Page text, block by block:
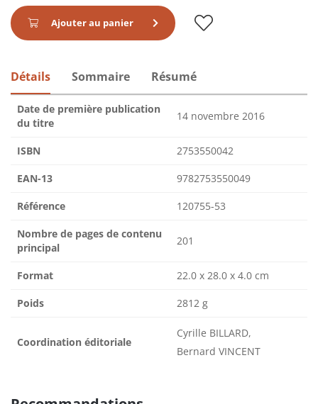
Ajouter au panier
Détails Sommaire Résumé
Date de première publication
du titre
14 novembre 2016
ISBN 2753550042
EAN-13 9782753550049
Référence 120755-53
Nombre de pages de contenu
principal
201
Format 22.0 x 28.0 x 4.0 cm
Poids 2812 g
Coordination éditoriale
Cyrille BILLARD,
Bernard VINCENT